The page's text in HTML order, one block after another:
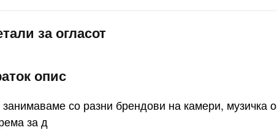
за огласот
опис
со разни брендови на камери, музичка
за д